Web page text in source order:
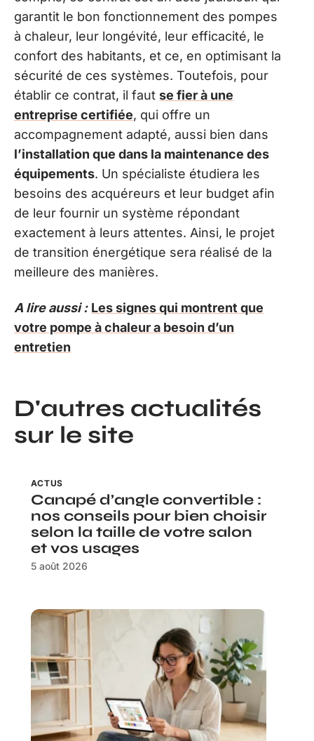
garantit le bon fonctionnement des pompes
à chaleur, leur longévité, leur efficacité, le
confort des habitants, et ce, en optimisant la
sécurité de ces systèmes. Toutefois, pour
établir ce contrat, il faut se fier à une
entreprise certifiée, qui offre un
accompagnement adapté, aussi bien dans
l’installation que dans la maintenance des
équipements. Un spécialiste étudiera les
besoins des acquéreurs et leur budget afin
de leur fournir un système répondant
exactement à leurs attentes. Ainsi, le projet
de transition énergétique sera réalisé de la
meilleure des manières.
A lire aussi : Les signes qui montrent que
votre pompe à chaleur a besoin d’un
entretien
D'autres actualités
sur le site
ACTUS
Canapé d’angle convertible :
nos conseils pour bien choisir
selon la taille de votre salon
et vos usages
5 août 2026